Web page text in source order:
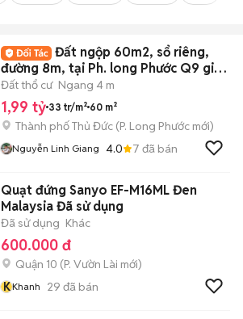
Đất ngộp 60m2, sổ riêng,
đường 8m, tại Ph. long Phước Q9 giá 1
tỷ 990
Đất thổ cư Ngang 4 m
1,99 tỷ 33 tr/m² 60 m²
Thành phố Thủ Đức (P. Long Phước mới)
Nguyễn Linh Giang 4.0 7 đã bán
Quạt đứng Sanyo EF-M16ML Đen
Malaysia Đã sử dụng
Đã sử dụng Khác
600.000 đ
Quận 10 (P. Vườn Lài mới)
KKhanh 29 đã bán